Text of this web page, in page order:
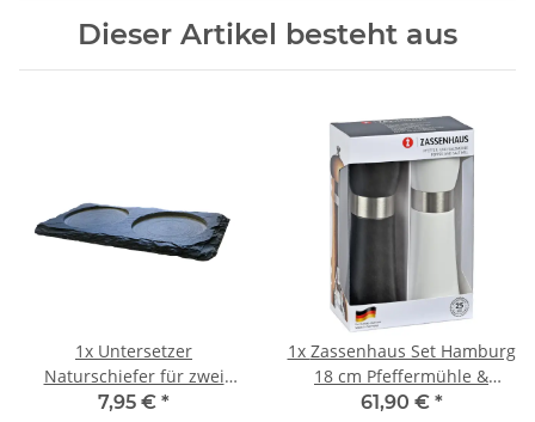
Dieser Artikel besteht aus
1x Untersetzer
Naturschiefer für zwei
Mühlen / Gläser
7,95 € *
1x Zassenhaus Set Hamburg
18 cm Pfeffermühle &
Salzmühle schwarz weiß
61,90 € *